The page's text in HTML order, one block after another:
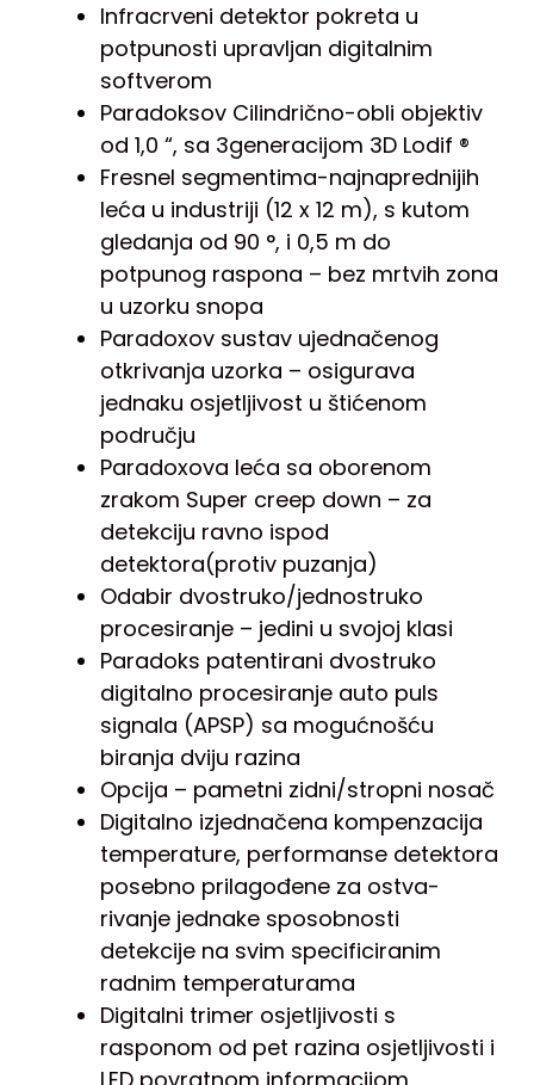
Infracrveni detektor pokreta u
potpunosti upravljan digitalnim
softverom
Paradoksov Cilindrično-obli objektiv
od 1,0 “, sa 3generacijom 3D Lodif ®
Fresnel segmentima-najnaprednijih
leća u industriji (12 x 12 m), s kutom
gledanja od 90 °, i 0,5 m do
potpunog raspona – bez mrtvih zona
u uzorku snopa
Paradoxov sustav ujednačenog
otkrivanja uzorka – osigurava
jednaku osjetljivost u štićenom
području
Paradoxova leća sa oborenom
zrakom Super creep down – za
detekciju ravno ispod
detektora(protiv puzanja)
Odabir dvostruko/jednostruko
procesiranje – jedini u svojoj klasi
Paradoks patentirani dvostruko
digitalno procesiranje auto puls
signala (APSP) sa mogućnošću
biranja dviju razina
Opcija – pametni zidni/stropni nosač
Digitalno izjednačena kompenzacija
temperature, performanse detektora
posebno prilagođene za ostva-
rivanje jednake sposobnosti
detekcije na svim specificiranim
radnim temperaturama
Digitalni trimer osjetljivosti s
rasponom od pet razina osjetljivosti i